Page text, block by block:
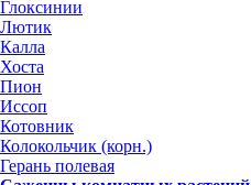
Глоксинии
Лютик
Калла
Хоста
Пион
Иссоп
Котовник
Колокольчик (корн.)
Герань полевая